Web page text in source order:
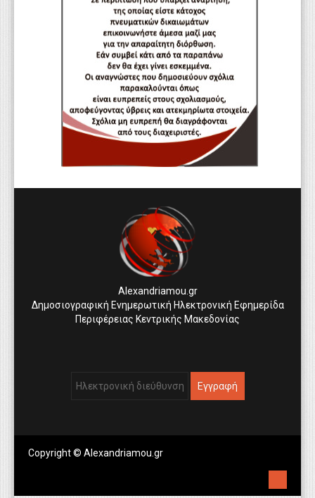
Alexandriamou.gr
Δημοσιογραφική Ενημερωτική Ηλεκτρονική Εφημερίδα
Περιφέρειας Κεντρικής Μακεδονίας
Copyright © Alexandriamou.gr